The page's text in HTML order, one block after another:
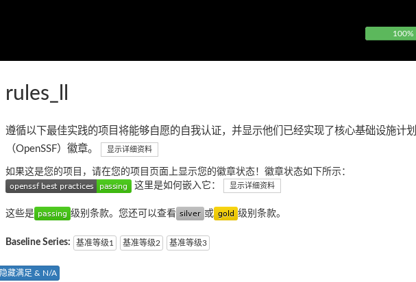
100%
rules_ll
遵循以下最佳实践的项目将能够自愿的自我认证，并显示他们已经实现了核心基础设施计划
（OpenSSF）徽章。
显示详细资料
如果这是您的项目，请在您的项目页面上显示您的徽章状态！徽章状态如下所示：
这里是如何嵌入它：
显示详细资料
这些是 级别条款。您还可以查看 或 级别条款。
Baseline Series: 基准等级1 基准等级2 基准等级3
隐藏满足 & N/A